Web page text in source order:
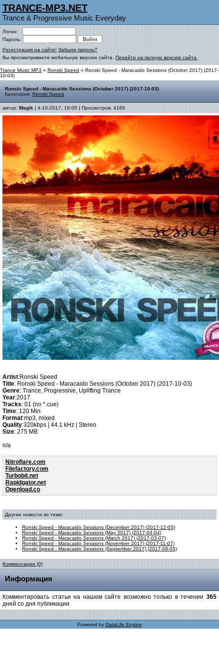
TRANCE-MP3.NET
Trance & Progressive Music Everyday
Логин:
Пароль:
Регистрация на сайте! Забыли пароль?
Вы просматриваете мобильную версию сайта. Перейти на полную версию сайта.
Trance Music MP3 » Ronski Speed » Ronski Speed - Maracaido Sessions (October 2017) (2017-
10-03)
Ronski Speed - Maracaido Sessions (October 2017) (2017-10-03)
Категория: Ronski Speed
автор: Magik | 4-10-2017, 16:00 | Просмотров: 4166
Artist:Ronski Speed
Title: Ronski Speed - Maracaido Sessions (October 2017) (2017-10-03)
Genre: Trance, Progressive, Uplifting Trance
Year:2017
Tracks: 01 (no *.cue)
Time: 120 Min
Format:mp3, mixed
Quality:320kbps | 44.1 kHz | Stereo
Size: 275 MB
n/a
Nitroflare.com
Filefactory.com
Turbobit.net
Rapidgator.net
Openload.co
Другие новости по теме:
Ronski Speed - Maracaido Sessions (December 2017) (2017-12-05)
Ronski Speed - Maracaido Sessions (May 2017) (2017-04-04)
Ronski Speed - Maracaido Sessions (March 2017) (2017-03-07)
Ronski Speed - Maracaido Sessions (November 2017) (2017-11-07)
Ronski Speed - Maracaido Sessions (September 2017) (2017-09-05)
Комментарии (0)
Информация
Комментировать статьи на нашем сайте возможно только в течении 365
дней со дня публикации.
Powered by DataLife Engine